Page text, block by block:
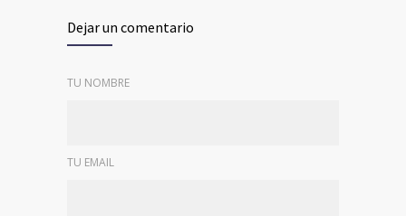
Dejar un comentario
TU NOMBRE
TU EMAIL